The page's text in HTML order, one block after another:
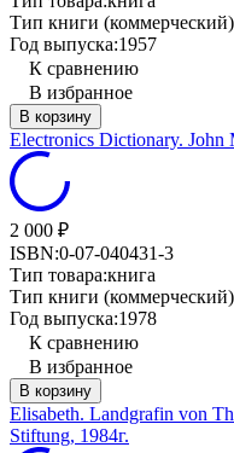
Тип книги
Год выпуска:1957
К сравнению
В избранное
В корзину
Electronics Dictionary.
2 000 ₽
ISBN:0-07-040431-3
Тип товара:книга
Тип книги
Год выпуска:1978
К сравнению
В избранное
В корзину
Elisabeth. Landgrafin von
Stiftung, 1984г.